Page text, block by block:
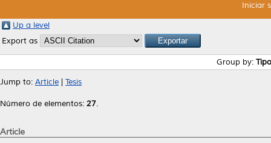
Iniciar
Up a level
Export as
Group by:
Jump to: Article Tesis
Número de elementos: 27.
Article